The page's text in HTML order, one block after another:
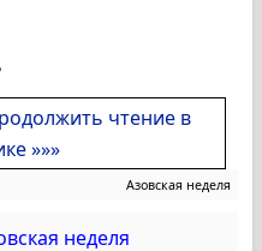
чтение в
»»»
Азовская неделя
неделя